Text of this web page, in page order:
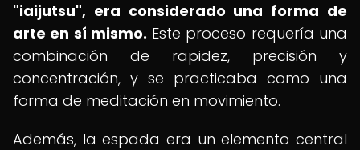
"iaijutsu", era considerado una forma de
arte en sí mismo. Este proceso requería una
combinación de rapidez, precisión y
concentración, y se practicaba como una
forma de meditación en movimiento.
Además, la espada era un elemento central